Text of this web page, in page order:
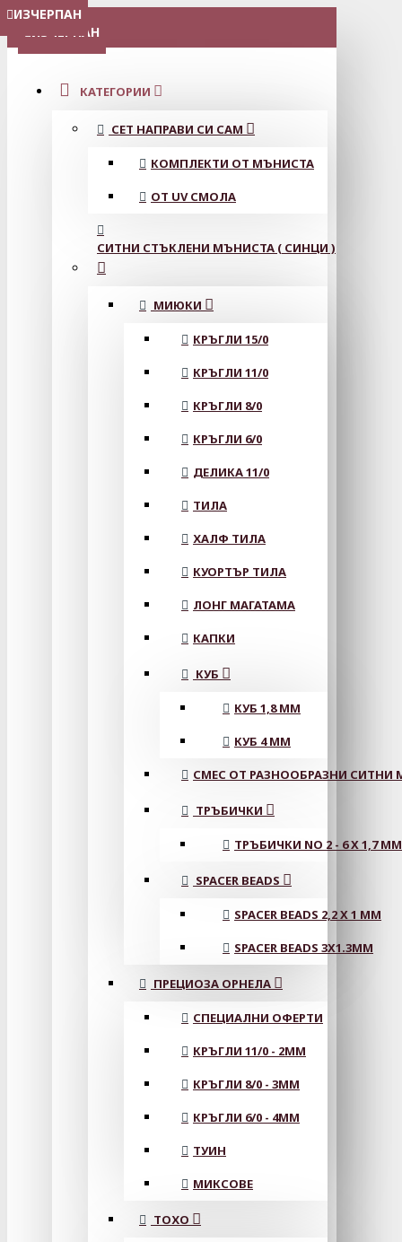
МЕНЮ
КАТЕГОРИИ
СЕТ НАПРАВИ СИ САМ
КОМПЛЕКТИ ОТ МЪНИСТА
ОТ UV СМОЛА
СИТНИ СТЪКЛЕНИ МЪНИСТА ( СИНЦИ )
МИЮКИ
КРЪГЛИ 15/0
КРЪГЛИ 11/0
КРЪГЛИ 8/0
КРЪГЛИ 6/0
ДЕЛИКА 11/0
ТИЛА
ХАЛФ ТИЛА
КУОРТЪР ТИЛА
ЛОНГ МАГАТАМА
КАПКИ
КУБ
КУБ 1,8 ММ
КУБ 4 ММ
СМЕС ОТ РАЗНООБРАЗНИ СИТНИ
ТРЪБИЧКИ
ТРЪБИЧКИ NO 2 - 6 X 1,7 MM
SPACER BEADS
SPACER BEADS 2,2 X 1 MM
SPACER BEADS 3X1.3MM
ПРЕЦИОЗА ОРНЕЛА
СПЕЦИАЛНИ ОФЕРТИ
КРЪГЛИ 11/0 - 2MM
КРЪГЛИ 8/0 - 3MM
КРЪГЛИ 6/0 - 4MM
ТУИН
МИКСОВЕ
ТОХО
ИЗЧЕРПАН
ИЗЧЕРПАН